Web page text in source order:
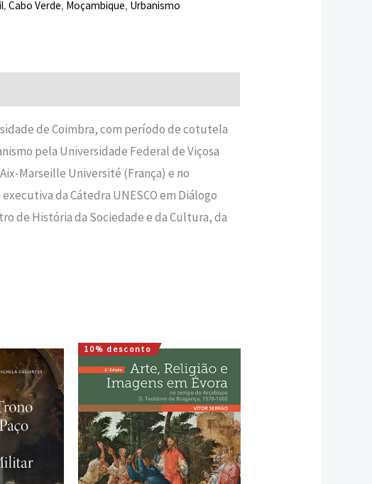
, Cabo Verde, Moçambique, Urbanismo
de Coimbra, com período de cotutela
pela Universidade Federal de Viçosa
Marseille Université (França) e no
da Cátedra UNESCO em Diálogo
de História da Sociedade e da Cultura, da
10% desconto
O
preço
original
22,00 €.
O
preço
atual
é:
19,80 €.